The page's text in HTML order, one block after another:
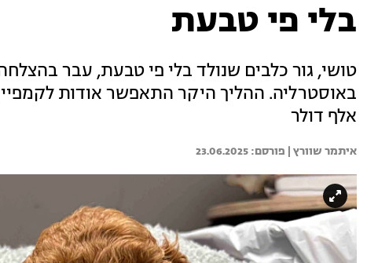
בלי פי טבעת
טושי, גור כלבים שנולד בלי פי טבעת, עבר
אלף דולר
איתמר שוורץ | 23.06.2025